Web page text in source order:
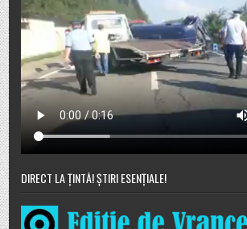
DIRECT LA ȚINTĂ! ȘTIRI ESENȚIALE!